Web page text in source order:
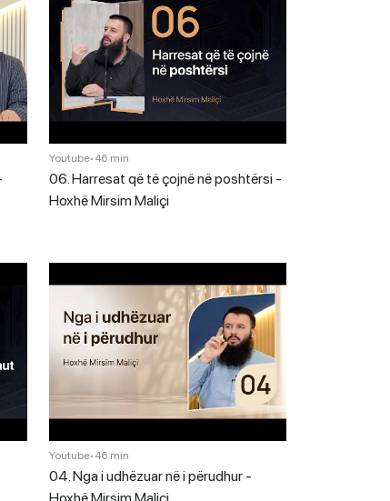
Youtube• 46 min
06. Harresat që të çojnë në poshtërsi -
Hoxhë Mirsim Maliçi
Youtube• 46 min
04. Nga i udhëzuar në i përudhur -